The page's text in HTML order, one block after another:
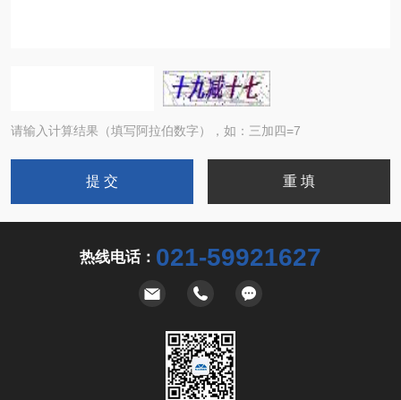
请输入计算结果（填写阿拉伯数字），如：三加四=7
热线电话： 021-59921627